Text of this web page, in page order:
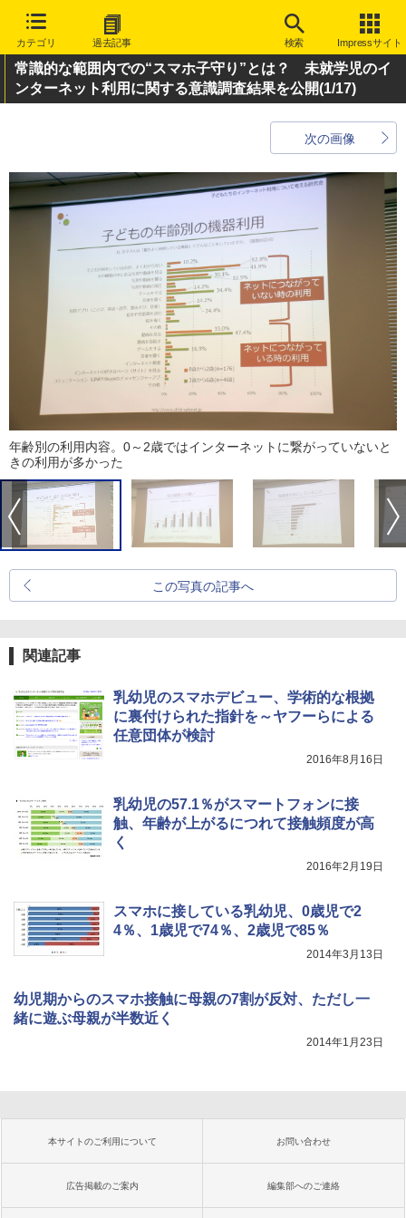
カテゴリ 過去記事 検索 Impressサイト
常識的な範囲内での“スマホ子守り”とは？ 未就学児のイ
ンターネット利用に関する意識調査結果を公開(1/17)
次の画像
年齢別の利用内容。0～2歳ではインターネットに繋がっていないと
きの利用が多かった
この写真の記事へ
関連記事
乳幼児のスマホデビュー、学術的な根拠
に裏付けられた指針を～ヤフーらによる
任意団体が検討
2016年8月16日
乳幼児の57.1％がスマートフォンに接
触、年齢が上がるにつれて接触頻度が高
く
2016年2月19日
スマホに接している乳幼児、0歳児で2
4％、1歳児で74％、2歳児で85％
2014年3月13日
幼児期からのスマホ接触に母親の7割が反対、ただし一
緒に遊ぶ母親が半数近く
2014年1月23日
本サイトのご利用について お問い合わせ
広告掲載のご案内 編集部へのご連絡